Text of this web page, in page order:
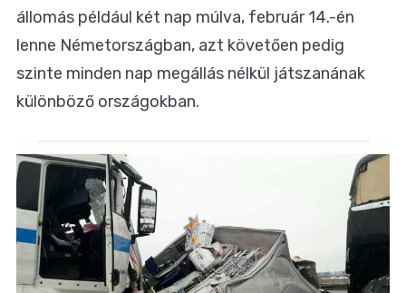
állomás például két nap múlva, február 14.-én
lenne Németországban, azt követően pedig
szinte minden nap megállás nélkül játszanának
különböző országokban.